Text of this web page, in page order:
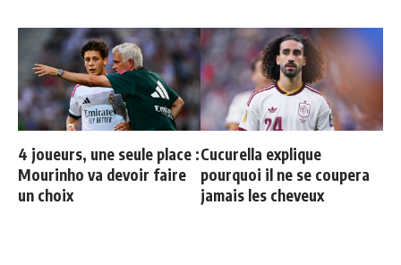
4 joueurs, une seule place :
Mourinho va devoir faire
un choix
Cucurella explique
pourquoi il ne se coupera
jamais les cheveux